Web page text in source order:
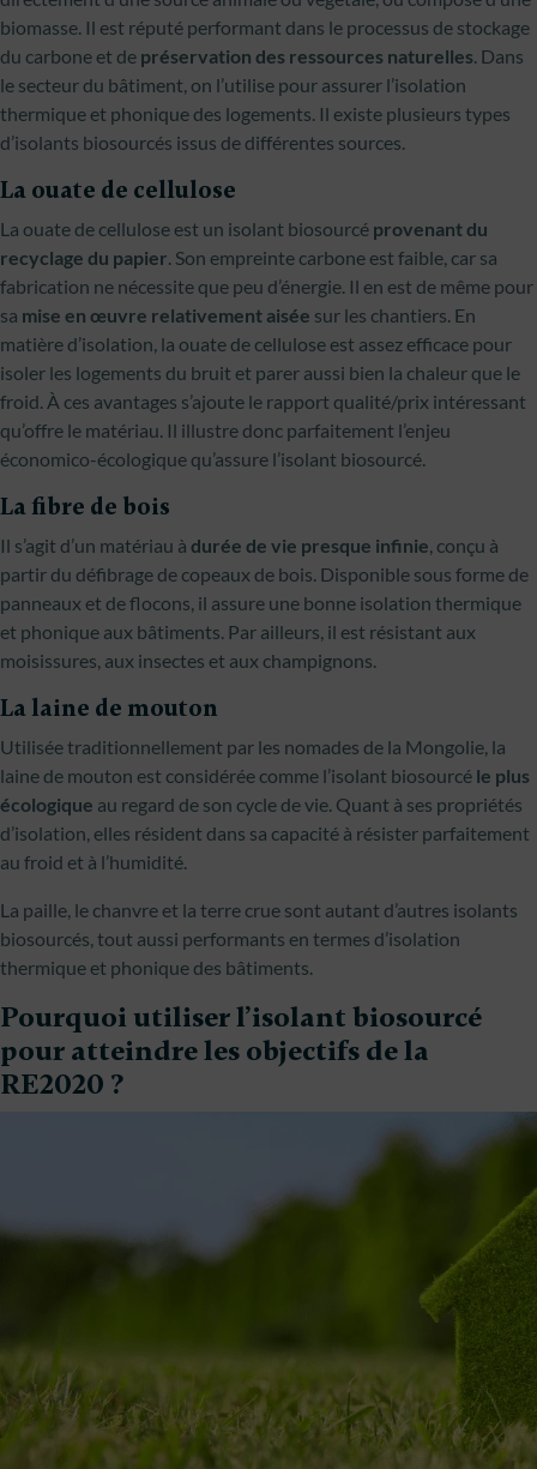
biomasse. Il est réputé performant dans le processus de stockage
du carbone et de préservation des ressources naturelles. Dans
le secteur du bâtiment, on l’utilise pour assurer l’isolation
thermique et phonique des logements. Il existe plusieurs types
d’isolants biosourcés issus de différentes sources.
La ouate de cellulose
La ouate de cellulose est un isolant biosourcé provenant du
recyclage du papier. Son empreinte carbone est faible, car sa
fabrication ne nécessite que peu d’énergie. Il en est de même pour
sa mise en œuvre relativement aisée sur les chantiers. En
matière d’isolation, la ouate de cellulose est assez efficace pour
isoler les logements du bruit et parer aussi bien la chaleur que le
froid. À ces avantages s’ajoute le rapport qualité/prix intéressant
qu’offre le matériau. Il illustre donc parfaitement l’enjeu
économico-écologique qu’assure l’isolant biosourcé.
La fibre de bois
Il s’agit d’un matériau à durée de vie presque infinie, conçu à
partir du défibrage de copeaux de bois. Disponible sous forme de
panneaux et de flocons, il assure une bonne isolation thermique
et phonique aux bâtiments. Par ailleurs, il est résistant aux
moisissures, aux insectes et aux champignons.
La laine de mouton
Utilisée traditionnellement par les nomades de la Mongolie, la
laine de mouton est considérée comme l’isolant biosourcé le plus
écologique au regard de son cycle de vie. Quant à ses propriétés
d’isolation, elles résident dans sa capacité à résister parfaitement
au froid et à l’humidité.
La paille, le chanvre et la terre crue sont autant d’autres isolants
biosourcés, tout aussi performants en termes d’isolation
thermique et phonique des bâtiments.
Pourquoi utiliser l’isolant biosourcé
pour atteindre les objectifs de la
RE2020 ?